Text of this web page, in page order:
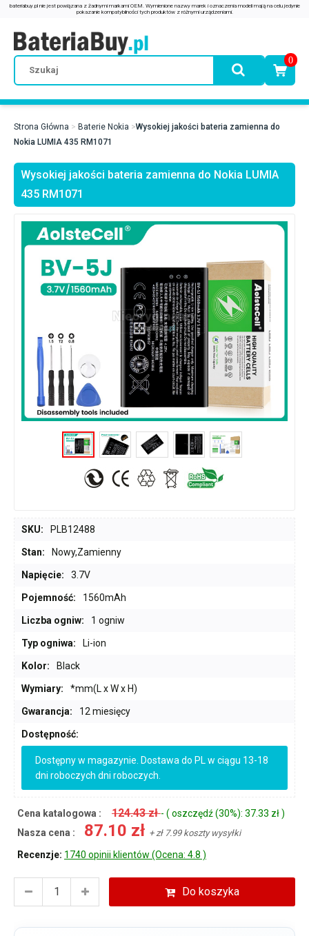
0
Strona Główna Baterie Nokia
Wysokiej jakości bateria zamienna do
Nokia LUMIA 435 RM1071
Wysokiej jakości bateria zamienna do Nokia LUMIA
435 RM1071
SKU: PLB12488
Stan: Nowy,Zamienny
Napięcie: 3.7V
Pojemność: 1560mAh
Liczba ogniw: 1 ogniw
Typ ogniwa: Li-ion
Kolor: Black
Wymiary: *mm(L x W x H)
Gwarancja: 12 miesięcy
Dostępność:
Dostępny w magazynie. Dostawa do PL w ciągu 13-18
dni roboczych dni roboczych.
Cena katalogowa : 124.43 zł- ( oszczędź (30%): 37.33 zł )
Nasza cena :
87.10 zł + zł 7.99 koszty wysyłki
Recenzje: 1740 opinii klientów (Ocena: 4.8 )
Do koszyka